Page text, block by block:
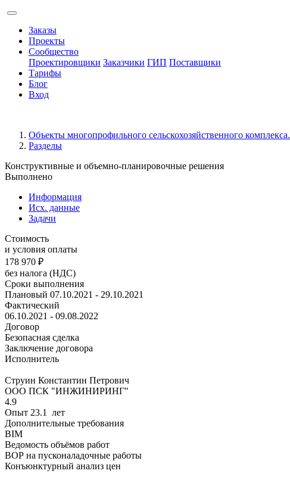
Заказы
Проекты
Сообщество
Проектировщики Заказчики ГИП Поставщики
Тарифы
Блог
Вход
Объекты многопрофильного сельскохозяйственного
Разделы
Конструктивные и объемно-планировочные решения
Выполнено
Информация
Исх. данные
Задачи
Стоимость
и условия оплаты
178 970 ₽
без налога (НДС)
Сроки выполнения
Плановый 07.10.2021 - 29.10.2021
Фактический
06.10.2021 - 09.08.2022
Договор
Безопасная сделка
Заключение договора
Исполнитель
Струин Константин Петрович
ООО ПСК "ИНЖИНИРИНГ"
4.9
Опыт 23.1 лет
Дополнительные требования
BIM
Ведомость объёмов работ
ВОР на пусконаладочные работы
Конъюнктурный анализ цен